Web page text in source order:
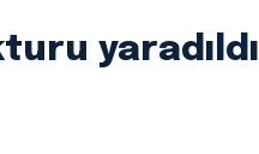
yaradıldı